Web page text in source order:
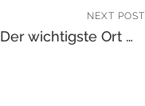
NEXT POST
Der wichtigste Ort …